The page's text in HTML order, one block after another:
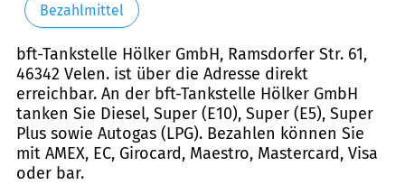
Bezahlmittel
bft-Tankstelle Hölker GmbH, Ramsdorfer Str. 61,
46342 Velen. ist über die Adresse direkt
erreichbar. An der bft-Tankstelle Hölker GmbH
tanken Sie Diesel, Super (E10), Super (E5), Super
Plus sowie Autogas (LPG). Bezahlen können Sie
mit AMEX, EC, Girocard, Maestro, Mastercard, Visa
oder bar.